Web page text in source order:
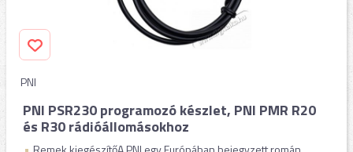
PNI
PNI PSR230 programozó készlet, PNI PMR R20
és R30 rádióállomásokhoz